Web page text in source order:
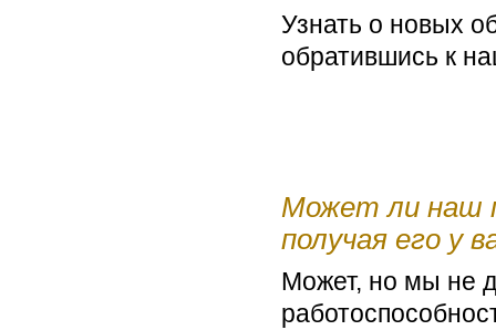
Узнать о новых
обратившись к
Может ли наш
получая его у
Может, но мы не